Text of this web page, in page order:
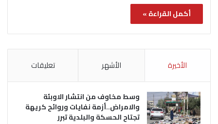
أكمل القراءة »
الأخيرة الأشهر تعليقات
وسط مخاوف من انتشار الاوبئة
والامراض..أزمة نفايات وروائح كريهة
تجتاح الحسكة والبلدية تبرر